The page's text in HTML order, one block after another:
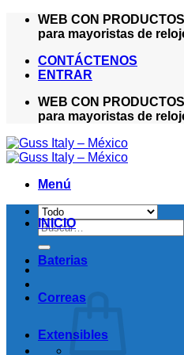
SaltarWEB CON
para mayoristas de
CONTÁCTENOS
ENTRAR
WEB CON
para mayoristas de
Menú
Buscar
por:
INICIO
Baterias
Correas
Extensibles